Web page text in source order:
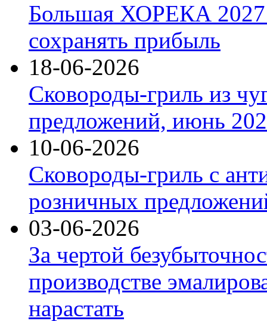
Большая ХОРЕКА 2027:
сохранять прибыль
18-06-2026
Сковороды-гриль из
предложений, июнь
10-06-2026
Сковороды-гриль с
розничных
03-06-2026
За чертой
производстве
нарастать